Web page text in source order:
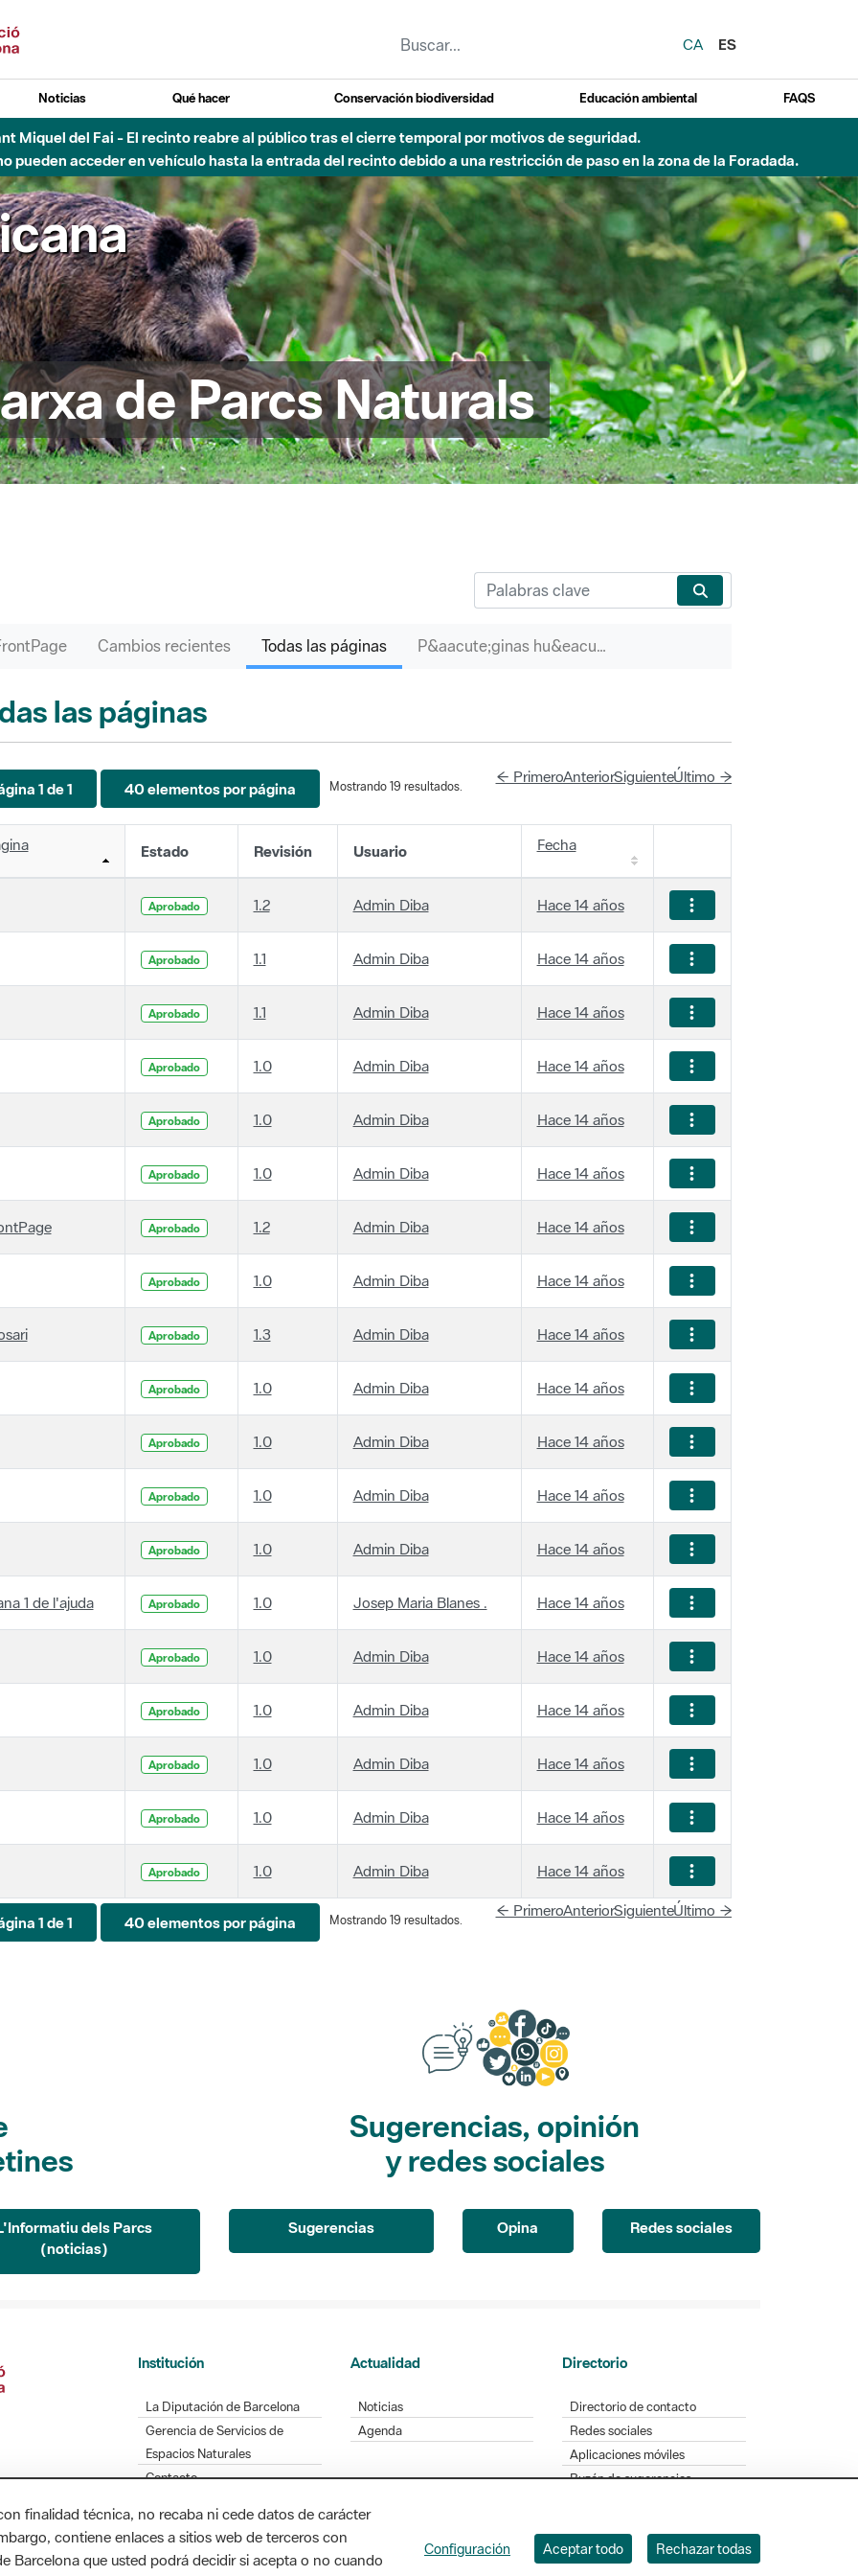
CA
ES
Noticias Qué hacer Conservación biodiversidad Educación ambiental FAQS
Miquel del Fai - El recinto reabre al público tras el cierre temporal por motivos de seguridad.
pueden acceder en vehículo hasta la entrada del recinto debido a una restricción de paso en la zona de la Foradada.
de Parcs Naturals
Cambios recientes Todas las páginas P&aacute;ginas hu&eacute;rfanas
las páginas
1 de 1 40 elementos por página Mostrando 19 resultados.
← PrimeroAnteriorSiguienteÚltimo →
Estado Revisión Usuario Fecha
Aprobado 1.2 Admin Diba Hace 14 años
Aprobado 1.1 Admin Diba Hace 14 años
Aprobado 1.1 Admin Diba Hace 14 años
Aprobado 1.0 Admin Diba Hace 14 años
Aprobado 1.0 Admin Diba Hace 14 años
Aprobado 1.0 Admin Diba Hace 14 años
Aprobado 1.2 Admin Diba Hace 14 años
Aprobado 1.0 Admin Diba Hace 14 años
Aprobado 1.3 Admin Diba Hace 14 años
Aprobado 1.0 Admin Diba Hace 14 años
Aprobado 1.0 Admin Diba Hace 14 años
Aprobado 1.0 Admin Diba Hace 14 años
Aprobado 1.0 Admin Diba Hace 14 años
1 de l'ajuda Aprobado 1.0 Josep Maria Blanes . Hace 14 años
Aprobado 1.0 Admin Diba Hace 14 años
Aprobado 1.0 Admin Diba Hace 14 años
Aprobado 1.0 Admin Diba Hace 14 años
Aprobado 1.0 Admin Diba Hace 14 años
Aprobado 1.0 Admin Diba Hace 14 años
1 de 1 40 elementos por página Mostrando 19 resultados.
← PrimeroAnteriorSiguienteÚltimo →
dels Parcs
(noticias)
Sugerencias, opinión
y redes sociales
Sugerencias Opina Redes sociales
Institución
La Diputación de Barcelona
Gerencia de Servicios de
Espacios Naturales
Contacto
Actualidad
Noticias
Agenda
Directorio
Directorio de contacto
Redes sociales
Aplicaciones móviles
Buzón de sugerencias
Diputación de Barcelona. Edifici Llacuna, 1a planta. Badajoz, 49. 08005 Barcelona. Tel. 934 022 428
finalidad técnica, no recaba ni cede datos de carácter
contiene enlaces a sitios web de terceros con
Barcelona que usted podrá decidir si acepta o no cuando
Configuración Aceptar todo Rechazar todas